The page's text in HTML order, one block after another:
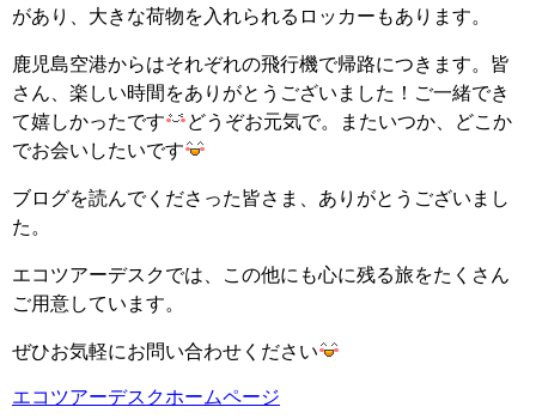
があり、大きな荷物を入れられるロッカーもあります。
鹿児島空港からはそれぞれの飛行機で帰路につきます。皆
さん、楽しい時間をありがとうございました！ご一緒でき
て嬉しかったです
どうぞお元気で。またいつか、どこか
でお会いしたいです
ブログを読んでくださった皆さま、ありがとうございまし
た。
エコツアーデスクでは、この他にも心に残る旅をたくさん
ご用意しています。
ぜひお気軽にお問い合わせください
エコツアーデスクホームページ